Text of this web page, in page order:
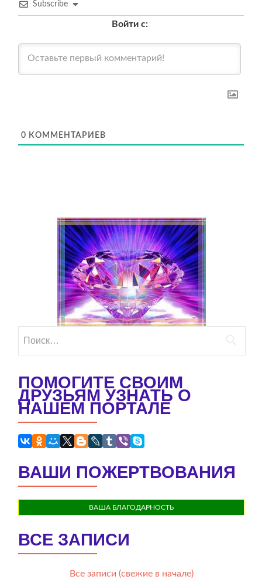
Subscribe
Войти с:
0 КОММЕНТАРИЕВ
ПОМОГИТЕ СВОИМ
ДРУЗЬЯМ УЗНАТЬ О
НАШЕМ ПОРТАЛЕ
ВАШИ ПОЖЕРТВОВАНИЯ
ВАША БЛАГОДАРНОСТЬ
ВСЕ ЗАПИСИ
Все записи (свежие в начале)